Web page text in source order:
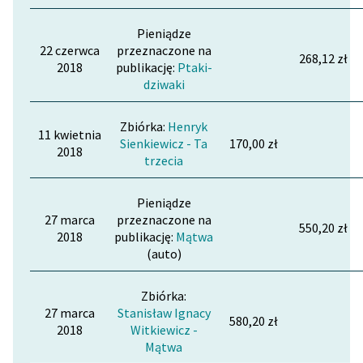
22 czerwca
2018
Pieniądze
przeznaczone na
publikację: Ptaki-
dziwaki
268,12 zł
11 kwietnia
2018
Zbiórka: Henryk
Sienkiewicz - Ta
trzecia
170,00 zł
27 marca
2018
Pieniądze
przeznaczone na
publikację: Mątwa
(auto)
550,20 zł
27 marca
2018
Zbiórka:
Stanisław Ignacy
Witkiewicz -
Mątwa
580,20 zł